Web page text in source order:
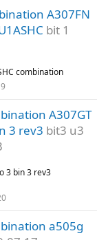
A307FN
bit 1
combination
A307GT
3 rev3 bit3 u3
3 bin 3 rev3
a505g